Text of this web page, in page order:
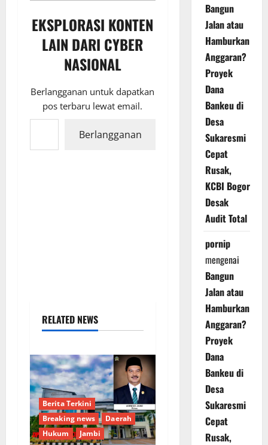
EKSPLORASI KONTEN
LAIN DARI CYBER
NASIONAL
Berlangganan untuk dapatkan
pos terbaru lewat email.
Ketikkan email Anda...
Berlangganan
RELATED NEWS
Berita Terkini
Breaking news
Daerah
Hukum
Jambi
Bangun
Jalan atau
Hamburkan
Anggaran?
Proyek
Dana
Bankeu di
Desa
Sukaresmi
Cepat
Rusak,
KCBI Bogor
Desak
Audit Total
pornip
mengenai
Bangun
Jalan atau
Hamburkan
Anggaran?
Proyek
Dana
Bankeu di
Desa
Sukaresmi
Cepat
Rusak,